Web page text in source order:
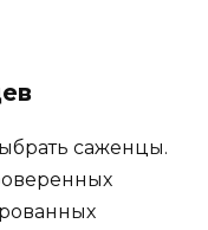
саженцы.